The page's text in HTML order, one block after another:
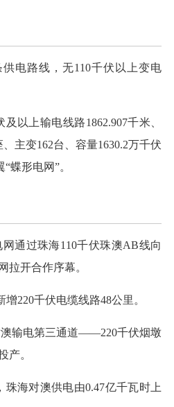
供电路线，无110千伏以上变电
以上输电线路1862.907千米、
主变162台、容量1630.2万千伏
蝶形电网”。
网通过珠海110千伏珠澳AB线向
拉开合作序幕。
增220千伏电缆线路48公里。
澳输电第三通道——220千伏烟墩
产。
珠海对澳供电由0.47亿千瓦时上